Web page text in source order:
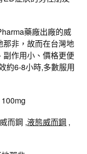
藥廠出廠的威
非，故而在台灣地
副作用小、價格更便
約6-8小時,多數服用
而鋼 ,液態威而鋼 ,